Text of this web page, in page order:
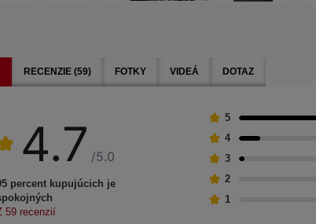
RECENZIE (59) FOTKY VIDEÁ DOTAZ
4.7 /5.0
percent kupujúcich je
59 recenzií
5
4
3
2
1